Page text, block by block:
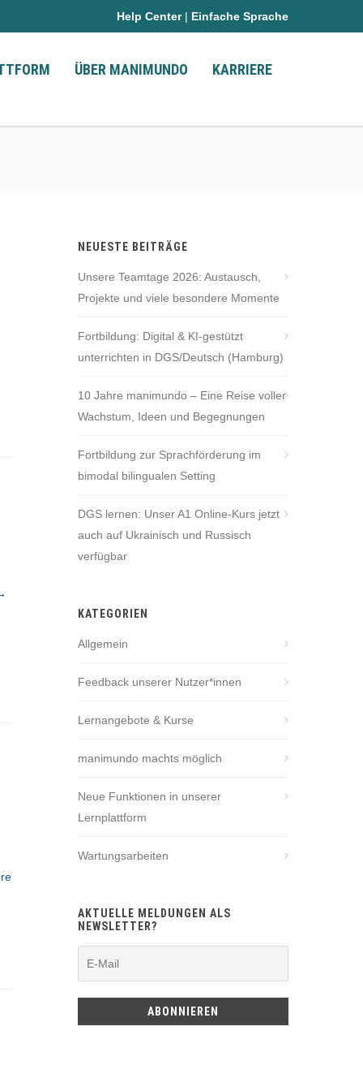
Help Center| Einfache Sprache
ÜBER MANIMUNDO KARRIERE
NEUESTE BEITRÄGE
Unsere Teamtage 2026: Austausch,
Projekte und viele besondere Momente
Fortbildung: Digital & KI-gestützt
unterrichten in DGS/Deutsch (Hamburg)
10 Jahre manimundo – Eine Reise voller
Wachstum, Ideen und Begegnungen
Fortbildung zur Sprachförderung im
bimodal bilingualen Setting
DGS lernen: Unser A1 Online-Kurs jetzt
auch auf Ukrainisch und Russisch
verfügbar
KATEGORIEN
Allgemein
Feedback unserer Nutzer*innen
Lernangebote & Kurse
manimundo machts möglich
Neue Funktionen in unserer
Lernplattform
Wartungsarbeiten
AKTUELLE MELDUNGEN ALS
NEWSLETTER?